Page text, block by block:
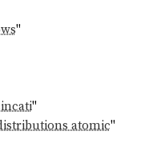
"
"
atomic"